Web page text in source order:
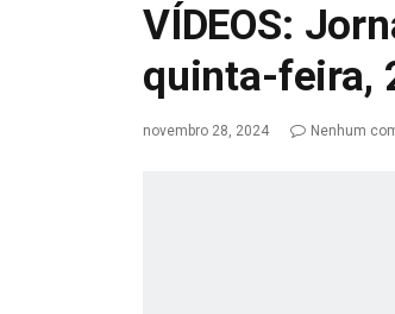
VÍDEOS:
quinta-feira,
novembro 28, 2024 Nenhum